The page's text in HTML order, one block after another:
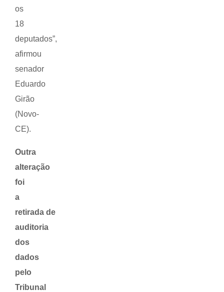
os
18
deputados”,
afirmou
senador
Eduardo
Girão
(Novo-
CE).
Outra
alteração
foi
a
retirada de
auditoria
dos
dados
pelo
Tribunal